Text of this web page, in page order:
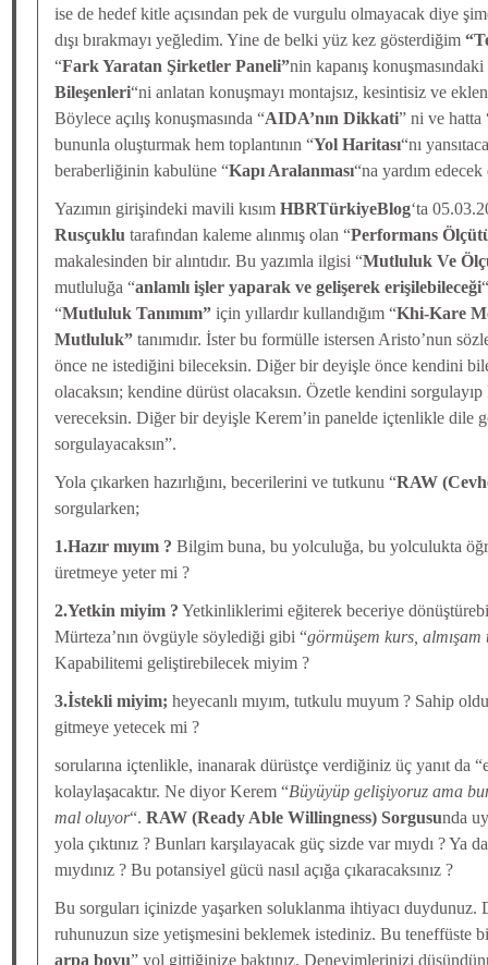
ise de hedef kitle açısından pek de vurgulu olmayacak diye
dışı bırakmayı yeğledim. Yine de belki yüz kez gösterdiğim
“Fark Yaratan Şirketler Paneli”nin kapanış konuşmasındaki
Bileşenleri“ni anlatan konuşmayı montajsız, kesintisiz ve
Böylece açılış konuşmasında “AIDA’nın Dikkati” ni ve hatta
bununla oluşturmak hem toplantının “Yol Haritası“nı
beraberliğinin kabulüne “Kapı Aralanması“na yardım
Yazımın girişindeki mavili kısım HBRTürkiyeBlog‘ta
Rusçuklu tarafından kaleme alınmış olan “Performans
makalesinden bir alıntıdır. Bu yazımla ilgisi “Mutluluk Ve
mutluluğa “anlamlı işler yaparak ve gelişerek erişilebileceği
“Mutluluk Tanımım” için yıllardır kullandığım “Khi-Kare
Mutluluk” tanımıdır. İster bu formülle istersen Aristo’nun
önce ne istediğini bileceksin. Diğer bir deyişle önce kendini
olacaksın; kendine dürüst olacaksın. Özetle kendini
vereceksin. Diğer bir deyişle Kerem’in panelde içtenlikle dile
sorgulayacaksın”.
Yola çıkarken hazırlığını, becerilerini ve tutkunu “RAW
sorgularken;
1.Hazır mıyım ? Bilgim buna, bu yolculuğa, bu yolculukta
üretmeye yeter mi ?
2.Yetkin miyim ? Yetkinliklerimi eğiterek beceriye
Mürteza’nın övgüyle söylediği gibi “görmüşem kurs, almışam
Kapabilitemi geliştirebilecek miyim ?
3.İstekli miyim; heyecanlı mıyım, tutkulu muyum ? Sahip
gitmeye yetecek mi ?
sorularına içtenlikle, inanarak dürüstçe verdiğiniz üç yanıt da
kolaylaşacaktır. Ne diyor Kerem “Büyüyüp gelişiyoruz ama
mal oluyor“. RAW (Ready Able Willingness) Sorgusunda
yola çıktınız ? Bunları karşılayacak güç sizde var mıydı ? Ya
mıydınız ? Bu potansiyel gücü nasıl açığa çıkaracaksınız ?
Bu sorguları içinizde yaşarken soluklanma ihtiyacı duydunuz.
ruhunuzun size yetişmesini beklemek istediniz. Bu teneffüste
arpa boyu” yol gittiğinize baktınız. Deneyimlerinizi